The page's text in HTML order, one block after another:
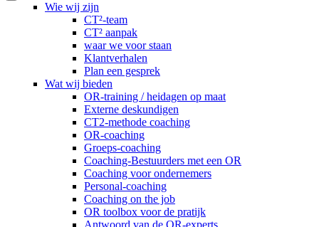
Wie wij zijn
CT²-team
CT² aanpak
waar we voor staan
Klantverhalen
Plan een gesprek
Wat wij bieden
OR-training / heidagen op maat
Externe deskundigen
CT2-methode coaching
OR-coaching
Groeps-coaching
Coaching-Bestuurders met een OR
Coaching voor ondernemers
Personal-coaching
Coaching on the job
OR toolbox voor de pratijk
Antwoord van de OR-experts